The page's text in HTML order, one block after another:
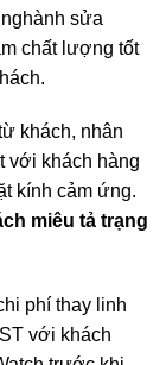
sửa
chất lượng tốt
khách, nhân
với khách hàng
kính cảm ứng.
miêu tả trạng
phí thay linh
với khách